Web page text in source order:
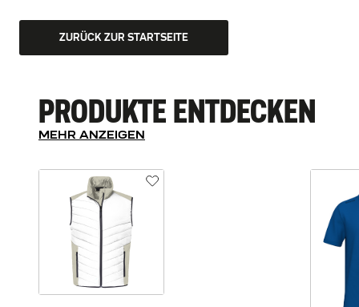
ZURÜCK ZUR STARTSEITE
PRODUKTE ENTDECKEN
MEHR ANZEIGEN